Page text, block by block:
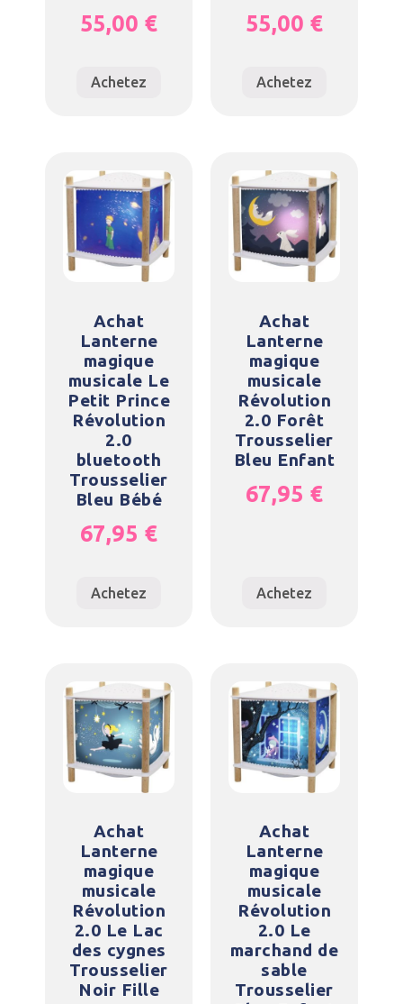
55,00 €
Achetez
55,00 €
Achetez
Achat
Lanterne
magique
musicale Le
Petit Prince
Révolution
2.0
bluetooth
Trousselier
Bleu Bébé
67,95 €
Achetez
Achat
Lanterne
magique
musicale
Révolution
2.0 Forêt
Trousselier
Bleu Enfant
67,95 €
Achetez
Achat
Lanterne
magique
musicale
Révolution
2.0 Le Lac
des cygnes
Trousselier
Noir Fille
Achat
Lanterne
magique
musicale
Révolution
2.0 Le
marchand de
sable
Trousselier